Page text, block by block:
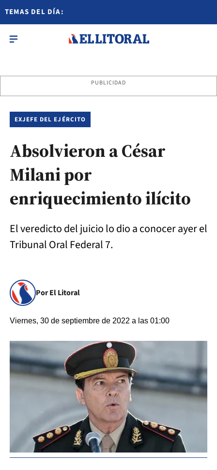
TEMAS DEL DÍA:
PUBLICIDAD
EXJEFE DEL EJÉRCITO
Absolvieron a César
Milani por
enriquecimiento ilícito
El veredicto del juicio lo dio a conocer ayer el
Tribunal Oral Federal 7.
Por El Litoral
Viernes, 30 de septiembre de 2022 a las 01:00